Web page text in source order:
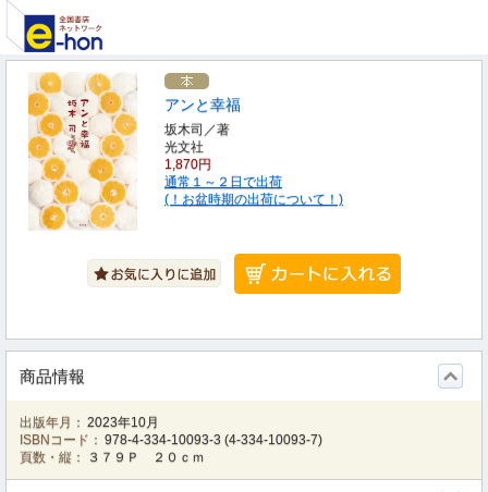
アンと幸福
坂木司／著
光文社
1,870円
通常１～２日で出荷
(！お盆時期の出荷について！)
商品情報
出版年月： 2023年10月
ISBNコード： 978-4-334-10093-3 (4-334-10093-7)
頁数・縦：
３７９Ｐ ２０ｃｍ